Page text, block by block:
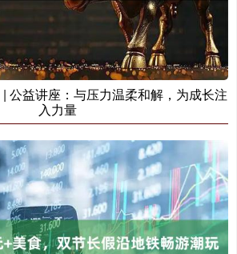
| 公益讲座：与压力温柔和解，为成长注
入力量